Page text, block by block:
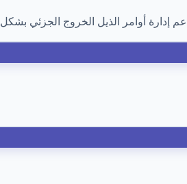
إدارة أوامر الذيل الخروج الجزئي